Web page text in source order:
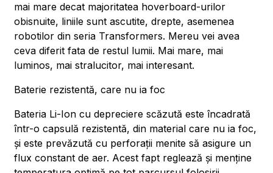
mai mare decat majoritatea hoverboard-urilor
obisnuite, liniile sunt ascutite, drepte, asemenea
robotilor din seria Transformers. Mereu vei avea
ceva diferit fata de restul lumii. Mai mare, mai
luminos, mai stralucitor, mai interesant.
Baterie rezistentă, care nu ia foc
Bateria Li-Ion cu depreciere scăzută este încadrată
într-o capsulă rezistentă, din material care nu ia foc,
și este prevăzută cu perforații menite să asigure un
flux constant de aer. Acest fapt reglează și menține